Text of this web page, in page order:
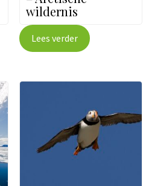
wildernis
Lees verder